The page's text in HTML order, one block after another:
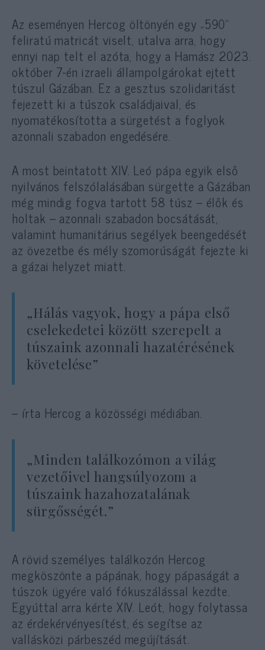
Az eseményen Hercog öltönyén egy „590”
feliratú matricát viselt, utalva arra, hogy
ennyi nap telt el azóta, hogy a Hamász 2023.
október 7-én izraeli állampolgárokat ejtett
túszul Gázában. Ez a gesztus szolidaritást
fejezett ki a túszok családjaival, és
nyomatékosította a sürgetést a foglyok
azonnali szabadon engedésére.
A most beintatott XIV. Leó pápa egyik első
nyilvános felszólalásában sürgette a Gázában
még mindig fogva tartott 58 túsz – élők és
holtak – azonnali szabadon bocsátását,
valamint humanitárius segélyek beengedését
az övezetbe és mély szomorúságát fejezte ki
a gázai helyzet miatt.
„Hálás vagyok, hogy a pápa első
cselekedetei között szerepelt a
túszaink azonnali hazatérésének
követelése”
– írta Hercog a közösségi médiában.
„Minden találkozómon a világ
vezetőivel hangsúlyozom a
túszaink hazahozatalának
sürgősségét.”
A rövid személyes találkozón Hercog
megköszönte a pápának, hogy pápaságát a
túszok ügyére való fókuszálással kezdte.
Egyúttal arra kérte XIV. Leót, hogy folytassa
az érdekérvényesítést, és segítse az
vallásközi párbeszéd megújítását.